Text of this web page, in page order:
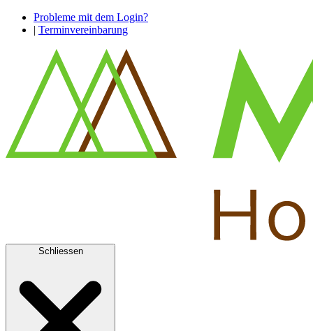
Probleme mit dem Login?
| Terminvereinbarung
Schliessen